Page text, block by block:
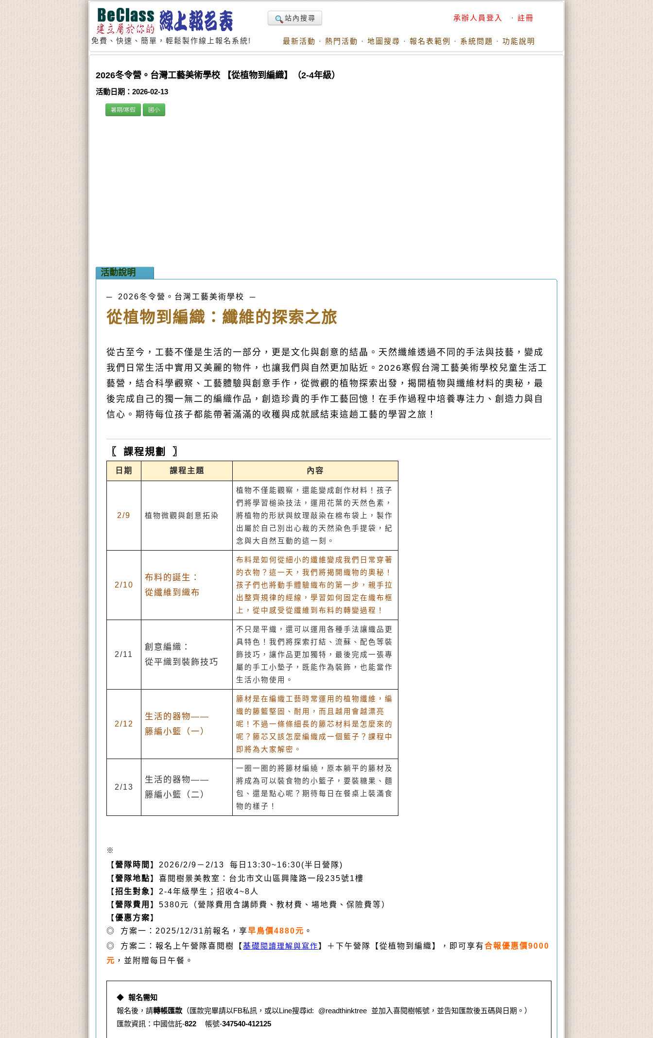
免費、快速、簡單，輕鬆製作線上報名系統!
站內搜尋 承辦人員登入 · 註冊
最新活動 · 熱門活動 · 地圖搜尋 · 報名表範例 · 系統問題 · 功能說明
2026冬令營。台灣工藝美術學校 【從植物到編織】（2-4年級）
活動日期：2026-02-13
暑期/寒假 國小
活動說明
─ 2026冬令營。台灣工藝美術學校 ─
從植物到編織：纖維的探索之旅
從古至今，工藝不僅是生活的一部分，更是文化與創意的結晶。天然纖維透過不同的手法與技藝，變成
我們日常生活中實用又美麗的物件，也讓我們與自然更加貼近。2026寒假台灣工藝美術學校兒童生活工
藝營，結合科學觀察、工藝體驗與創意手作，從微觀的植物探索出發，揭開植物與纖維材料的奧秘，最
後完成自己的獨一無二的編織作品，創造珍貴的手作工藝回憶！在手作過程中培養專注力、創造力與自
信心。期待每位孩子都能帶著滿滿的收穫與成就感結束這趟工藝的學習之旅！
〖 課程規劃 〗
日期 課程主題 內容
2/9 植物微觀與創意拓染
植物不僅能觀察，還能變成創作材料！孩子
們將學習槌染技法，運用花葉的天然色素，
將植物的形狀與紋理敲染在棉布袋上，製作
出屬於自己別出心裁的天然染色手提袋，紀
念與大自然互動的這一刻。
2/10
布料的誕生：
從纖維到織布
布料是如何從細小的纖維變成我們日常穿著
的衣物？這一天，我們將揭開織物的奧秘！
孩子們也將動手體驗織布的第一步，親手拉
出整齊規律的經線，學習如何固定在織布框
上，從中感受從纖維到布料的轉變過程！
2/11
創意編織：
從平織到裝飾技巧
不只是平織，還可以運用各種手法讓織品更
具特色！我們將探索打結、流蘇、配色等裝
飾技巧，讓作品更加獨特，最後完成一張專
屬的手工小墊子，既能作為裝飾，也能當作
生活小物使用。
2/12
生活的器物——
籐編小籃（一）
籐材是在編織工藝時常運用的植物纖維，編
織的籐籃堅固、耐用，而且越用會越漂亮
呢！不過一條條細長的籐芯材料是怎麼來的
呢？籐芯又該怎麼編織成一個籃子？課程中
即將為大家解密。
2/13
生活的器物——
籐編小籃（二）
一圈一圈的將籐材編繞，原本躺平的籐材及
將成為可以裝食物的小籃子，要裝糖果、麵
包、還是點心呢？期待每日在餐桌上裝滿食
物的樣子！
※
【營隊時間 】 2026/2/9－2/13 每日13:30~16:30(半日營隊)
【營隊地點】喜閱樹景美教室：台北市文山區興隆路一段235號1樓
【招生對象 】2-4年級學生；招收4~8人
【營隊費用 】5380元（營隊費用含講師費、教材費、場地費、保險費等）
【優惠方案】
◎ 方案一：2025/12/31前報名，享早鳥價4880元 。
◎ 方案二： 報名上午營隊喜閱樹【基礎 閱讀理解與寫作】＋下午營隊【從植物到編織】，即可享有合報優惠價9000
元 ，並附贈每日午餐。
◆ 報名需知
報名後，請轉帳匯款 （匯款完畢請以FB私訊，或以Line搜尋id: @readthinktree 並加入喜閱樹帳號，並告知匯款後五碼與日期。）
匯款資訊：中國信託-822 帳號-347540-412125